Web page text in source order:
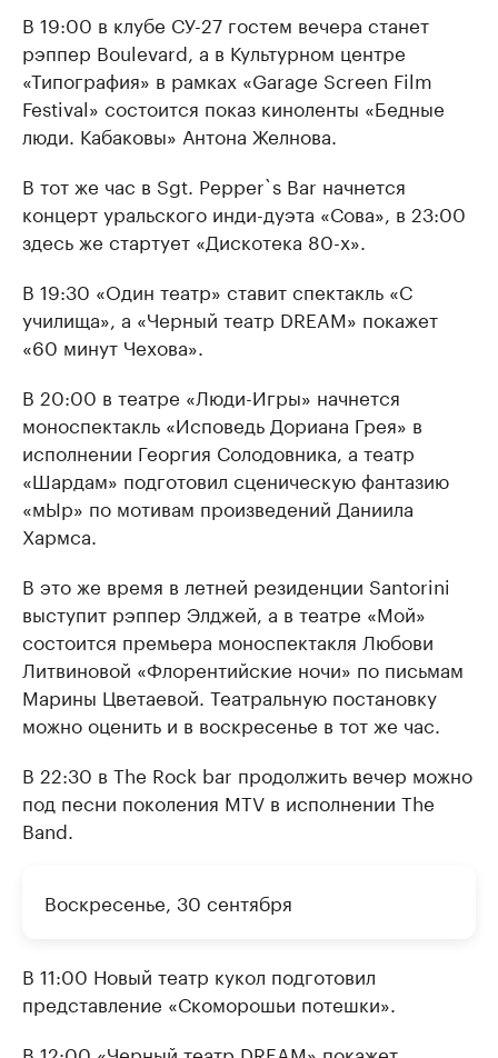
В 19:00 в клубе СУ-27 гостем вечера станет
рэппер Boulevard, а в Культурном центре
«Типография» в рамках «Garage Screen Film
Festival» состоится показ киноленты «Бедные
люди. Кабаковы» Антона Желнова.
В тот же час в Sgt. Pepper`s Bar начнется
концерт уральского инди-дуэта «Сова», в 23:00
здесь же стартует «Дискотека 80-х».
В 19:30 «Один театр» ставит спектакль «С
училища», а «Черный театр DREAM» покажет
«60 минут Чехова».
В 20:00 в театре «Люди-Игры» начнется
моноспектакль «Исповедь Дориана Грея» в
исполнении Георгия Солодовника, а театр
«Шардам» подготовил сценическую фантазию
«мЫр» по мотивам произведений Даниила
Хармса.
В это же время в летней резиденции Santorini
выступит рэппер Элджей, а в театре «Мой»
состоится премьера моноспектакля Любови
Литвиновой «Флорентийские ночи» по письмам
Марины Цветаевой. Театральную постановку
можно оценить и в воскресенье в тот же час.
В 22:30 в The Rock bar продолжить вечер можно
под песни поколения MTV в исполнении The
Band.
Воскресенье, 30 сентября
В 11:00 Новый театр кукол подготовил
представление «Скоморошьи потешки».